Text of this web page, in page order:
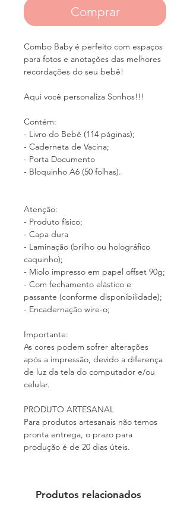
Comprar
Combo Baby é perfeito com espaços
para fotos e anotações das melhores
recordações do seu bebê!
Aqui você personaliza Sonhos!!!
Contém:
- Livro do Bebê (114 páginas);
- Caderneta de Vacina;
- Porta Documento
- Bloquinho A6 (50 folhas).
Atenção:
- Produto físico;
- Capa dura
- Laminação (brilho ou holográfico
caquinho);
- Miolo impresso em papel offset 90g;
- Com fechamento elástico e
passante (conforme disponibilidade);
- Encadernação wire-o;
Importante:
As cores podem sofrer alterações
após a impressão, devido a diferença
de luz da tela do computador e/ou
celular.
PRODUTO ARTESANAL
Para produtos artesanais não temos
pronta entrega, o prazo para
produção é de 20 dias úteis.
Produtos relacionados